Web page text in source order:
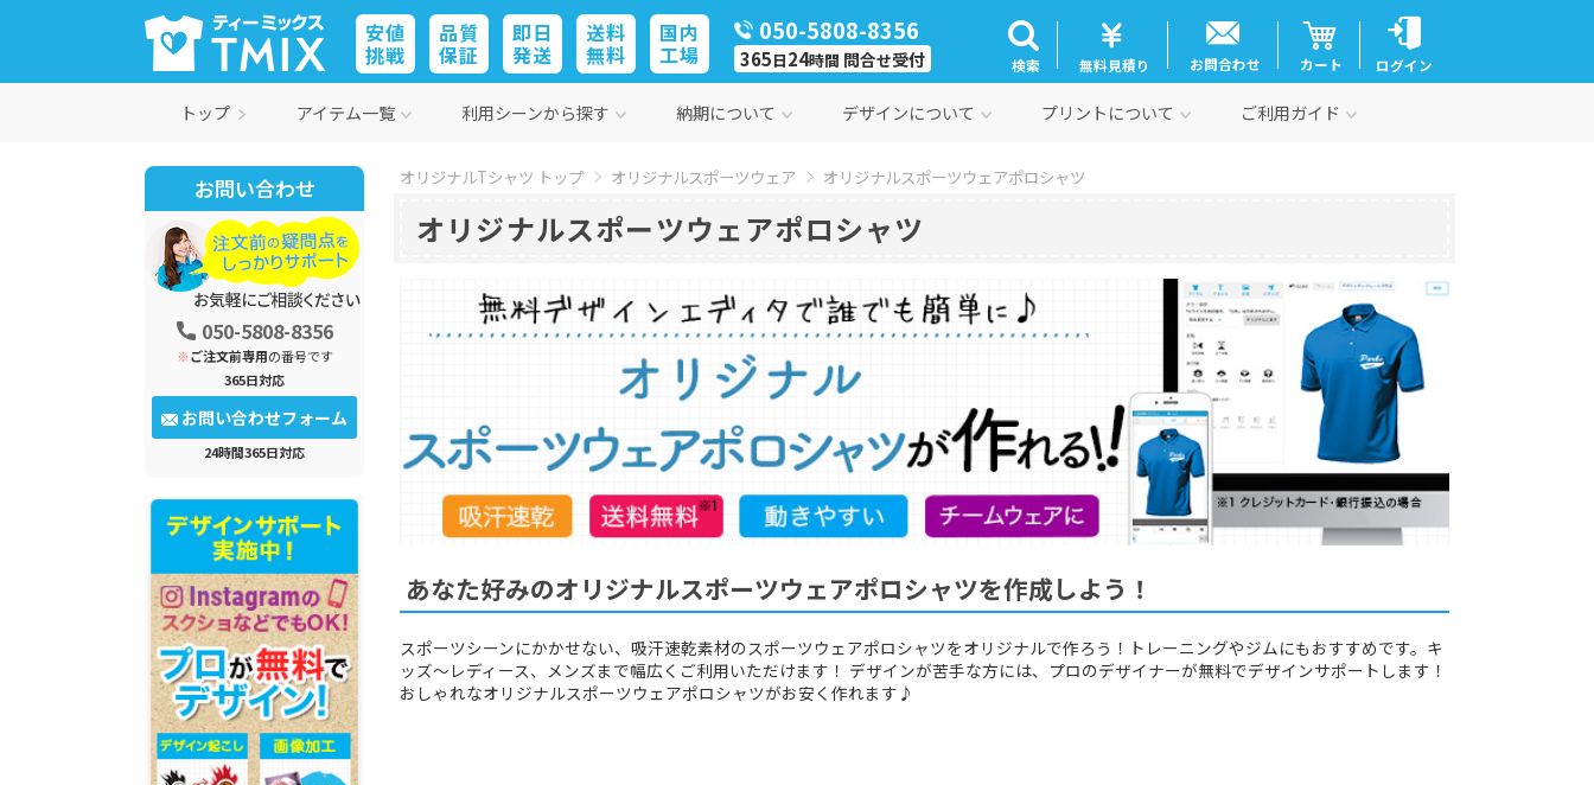
050-5808-8356
365日24時間 問合せ受付
安値
挑戦
品質
保証
即日
発送
送料
無料
国内
工場 検索 無料見積り お問合わせ カート ログイン
トップ アイテム一覧 利用シーンから探す 納期について デザインについて プリントについて ご利用ガイド
オリジナルTシャツ トップ オリジナルスポーツウェア オリジナルスポーツウェアポロシャツ
オリジナルスポーツウェアポロシャツ
あなた好みのオリジナルスポーツウェアポロシャツを作成しよう！
スポーツシーンにかかせない、吸汗速乾素材のスポーツウェアポロシャツをオリジナルで作ろう！トレーニングやジムにもおすすめです。キ
ッズ～レディース、メンズまで幅広くご利用いただけます！ デザインが苦手な方には、プロのデザイナーが無料でデザインサポートします！
おしゃれなオリジナルスポーツウェアポロシャツがお安く作れます♪
お問い合わせ
050-5808-8356
※ご注文前専用の番号です
365日対応
お問い合わせフォーム
24時間365日対応